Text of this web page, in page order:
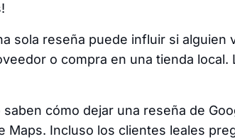
sola reseña puede influir si alguien
o compra en una tienda local.
cómo dejar una reseña de
Maps. Incluso los clientes leales